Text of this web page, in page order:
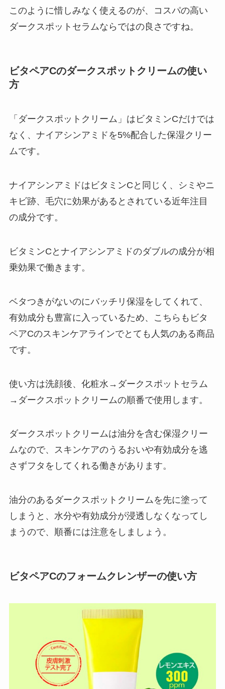
このように惜しみなく使えるのが、コスパの高い
ダークスポットセラムならではの良さですね。
ビタペアCのダークスポットクリームの使い
方
「ダークスポットクリーム」はビタミンCだけでは
なく、ナイアシンアミドを5%配合した保湿クリー
ムです。
ナイアシンアミドはビタミンCと同じく、シミやニ
キビ跡、毛穴に効果があるとされている近年注目
の成分です。
ビタミンCとナイアシンアミドのダブルの成分が相
乗効果で働きます。
ベタつきがないのにバッチリ保湿をしてくれて、
有効成分も豊富に入っているため、こちらもビタ
ペアCのスキンケアラインでとても人気のある商品
です。
使い方は洗顔後、化粧水→ダークスポットセラム
→ダークスポットクリームの順番で使用します。
ダークスポットクリームは油分を含む保湿クリー
ムなので、スキンケアのうるおいや有効成分を逃
さずフタをしてくれる働きがあります。
油分のあるダークスポットクリームを先に塗って
しまうと、水分や有効成分が浸透しなくなってし
まうので、順番には注意をしましょう。
ビタペアCのフォームクレンザーの使い方